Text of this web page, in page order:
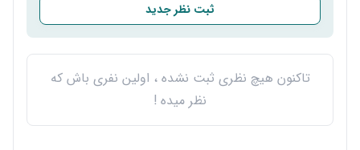
ثبت نظر جدید
تاکنون هیچ نظری ثبت نشده ، اولین نفری باش که
نظر میده !